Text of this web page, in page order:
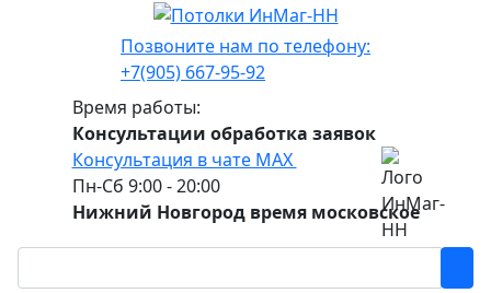
Позвоните нам по телефону:
+7(905) 667-95-92
Время работы:
Консультации обработка заявок
Консультация в чате МАХ
Пн-Сб 9:00 - 20:00
Нижний Новгород время московское